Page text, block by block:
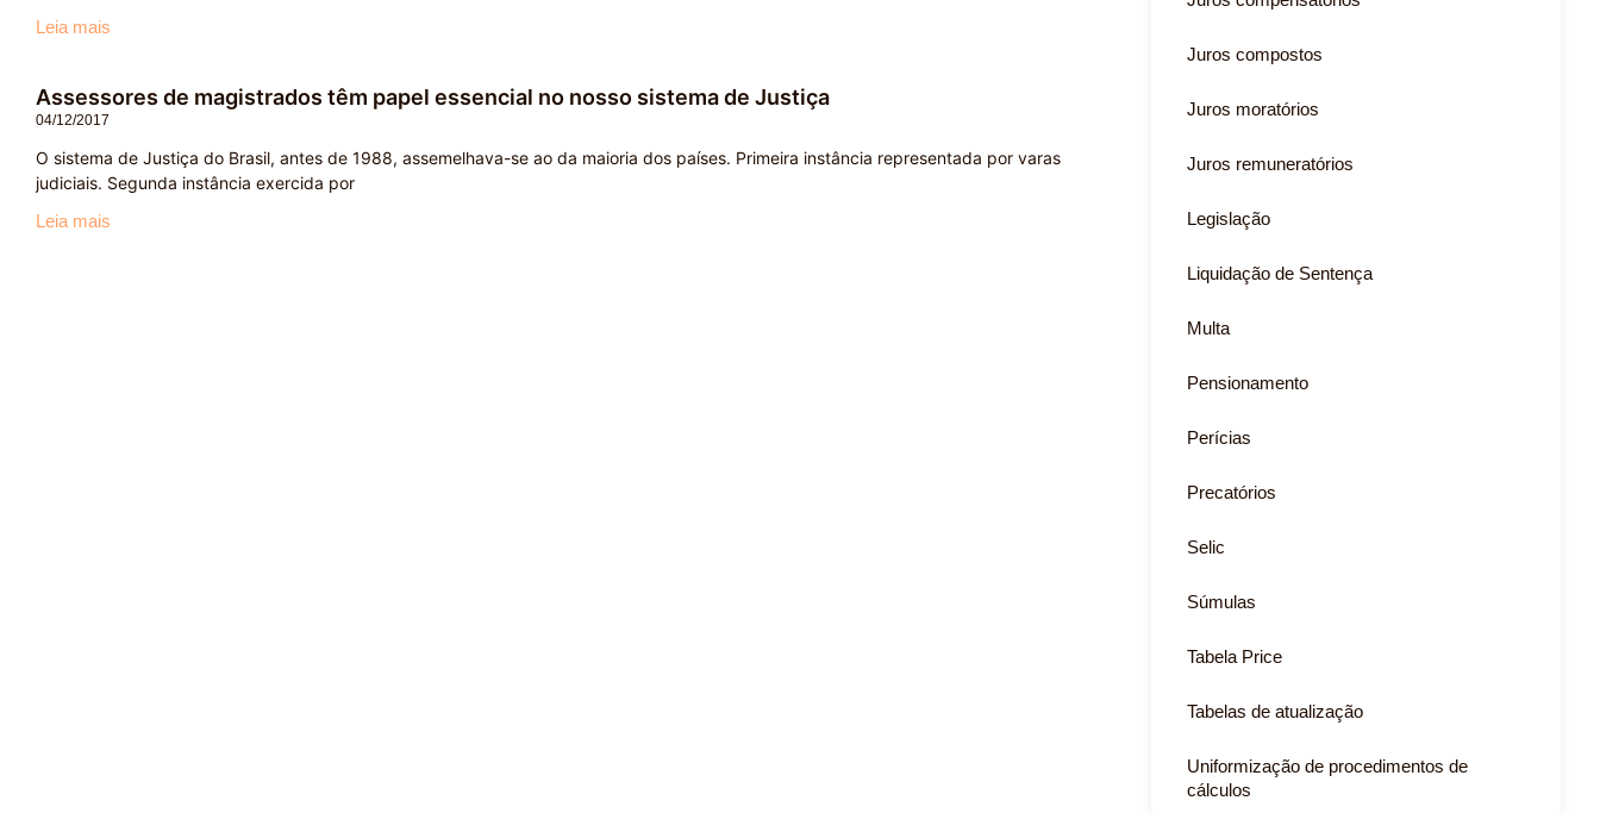
Leia mais
Assessores de magistrados têm papel essencial no nosso sistema de Justiça
04/12/2017
O sistema de Justiça do Brasil, antes de 1988, assemelhava-se ao da maioria dos países. Primeira instância representada por varas
judiciais. Segunda instância exercida por
Leia mais
Juros compostos
Juros moratórios
Juros remuneratórios
Legislação
Liquidação de Sentença
Multa
Pensionamento
Perícias
Precatórios
Selic
Súmulas
Tabela Price
Tabelas de atualização
Uniformização de procedimentos de
cálculos